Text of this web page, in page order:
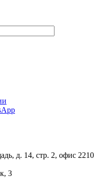
д. 14, стр. 2, офис 2210
3